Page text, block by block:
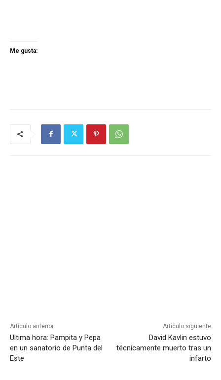
Me gusta:
Artículo anterior
Ultima hora: Pampita y Pepa
en un sanatorio de Punta del
Este
Artículo siguiente
David Kavlin estuvo
técnicamente muerto tras un
infarto